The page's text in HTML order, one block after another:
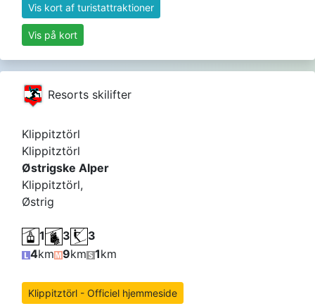
Vis kort af turistattraktioner
Vis på kort
Resorts skilifter
Klippitztörl
Klippitztörl
Østrigske Alper
Klippitztörl,
Østrig
1 3
3
4km 9km 1km
Klippitztörl - Officiel hjemmeside